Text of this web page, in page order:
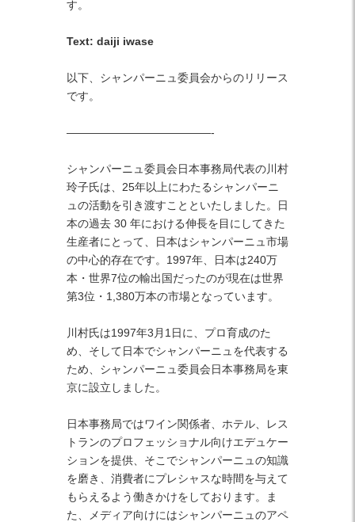
す。
Text: daiji iwase
以下、シャンパーニュ委員会からのリリース
です。
—————————————-
シャンパーニュ委員会日本事務局代表の川村
玲子氏は、25年以上にわたるシャンパーニ
ュの活動を引き渡すことといたしました。日
本の過去 30 年における伸長を目にしてきた
生産者にとって、日本はシャンパーニュ市場
の中心的存在です。1997年、日本は240万
本・世界7位の輸出国だったのが現在は世界
第3位・1,380万本の市場となっています。
川村氏は1997年3月1日に、プロ育成のた
め、そして日本でシャンパーニュを代表する
ため、シャンパーニュ委員会日本事務局を東
京に設立しました。
日本事務局ではワイン関係者、ホテル、レス
トランのプロフェッショナル向けエデュケー
ションを提供、そこでシャンパーニュの知識
を磨き、消費者にプレシャスな時間を与えて
もらえるよう働きかけをしております。ま
た、メディア向けにはシャンパーニュのアペ